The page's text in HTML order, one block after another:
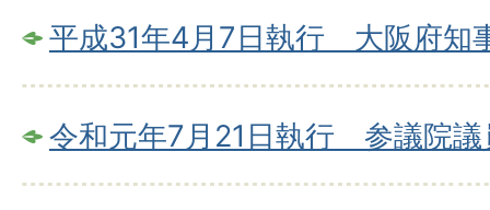
平成31年4月7日執行 大阪府知
令和元年7月21日執行 参議院議